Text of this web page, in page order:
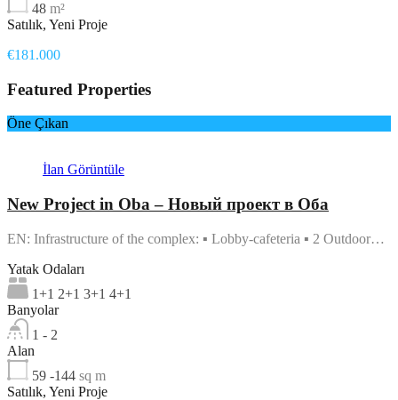
48 m²
Satılık, Yeni Proje
€181.000
Featured Properties
Öne Çıkan
İlan Görüntüle
New Project in Oba – Новый проект в Оба
EN: Infrastructure of the complex: ▪ Lobby-cafeteria ▪ 2 Outdoor…
Yatak Odaları
1+1 2+1 3+1 4+1
Banyolar
1 - 2
Alan
59 -144 sq m
Satılık, Yeni Proje